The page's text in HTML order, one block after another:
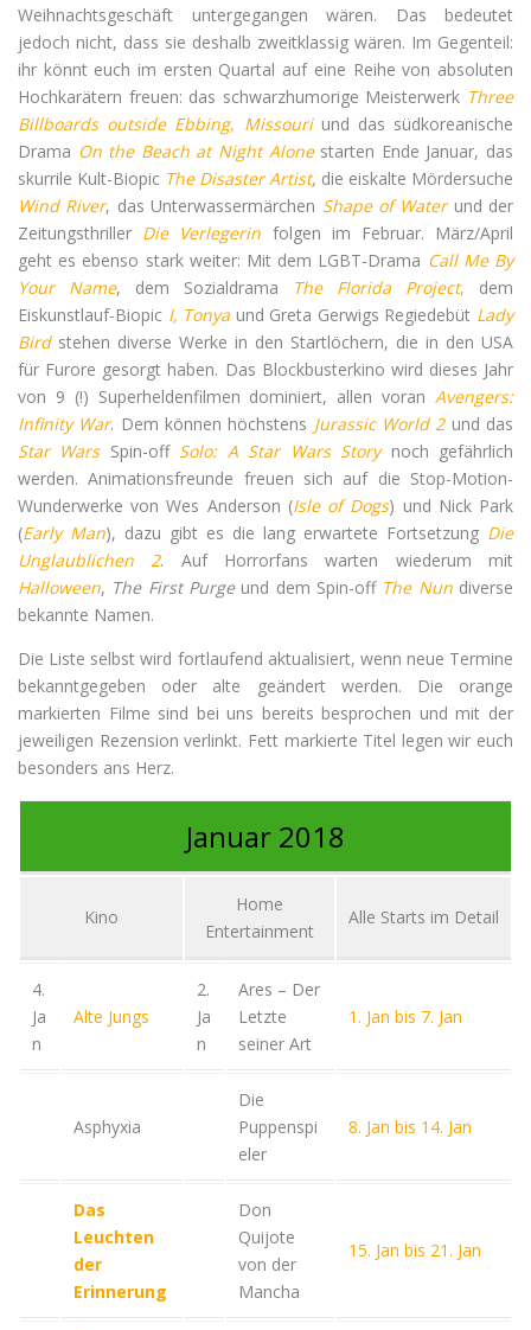
Weihnachtsgeschäft untergegangen wären. Das bedeutet
jedoch nicht, dass sie deshalb zweitklassig wären. Im Gegenteil:
ihr könnt euch im ersten Quartal auf eine Reihe von absoluten
Hochkarätern freuen: das schwarzhumorige Meisterwerk Three
Billboards outside Ebbing, Missouriund das südkoreanische
Drama On the Beach at Night Alonestarten Ende Januar, das
skurrile Kult-Biopic The Disaster Artist, die eiskalte Mördersuche
Wind River, das Unterwassermärchen Shape of Waterund der
Zeitungsthriller Die Verlegerin folgen im Februar. März/April
geht es ebenso stark weiter: Mit dem LGBT-Drama Call Me By
Your Name, dem Sozialdrama The Florida Project, dem
Eiskunstlauf-Biopic I, Tonya und Greta Gerwigs Regiedebüt Lady
Bird stehen diverse Werke in den Startlöchern, die in den USA
für Furore gesorgt haben. Das Blockbusterkino wird dieses Jahr
von 9 (!) Superheldenfilmen dominiert, allen voran Avengers:
Infinity War. Dem können höchstens Jurassic World 2und das
Star WarsSpin-off Solo: A Star Wars Story noch gefährlich
werden. Animationsfreunde freuen sich auf die Stop-Motion-
Wunderwerke von Wes Anderson (Isle of Dogs) und Nick Park
(Early Man), dazu gibt es die lang erwartete Fortsetzung Die
Unglaublichen 2. Auf Horrorfans warten wiederum mit
Halloween, The First Purgeund dem Spin-off The Nundiverse
bekannte Namen.
Die Liste selbst wird fortlaufend aktualisiert, wenn neue Termine
bekanntgegeben oder alte geändert werden. Die orange
markierten Filme sind bei uns bereits besprochen und mit der
jeweiligen Rezension verlinkt. Fett markierte Titel legen wir euch
besonders ans Herz.
Januar 2018
Kino
Home
Entertainment
Alle Starts im Detail
4.
Ja
n
Alte Jungs
2.
Ja
n
Ares – Der
Letzte
seiner Art
1. Jan bis 7. Jan
Asphyxia
Die
Puppenspi
eler
8. Jan bis 14. Jan
Das
Leuchten
der
Erinnerung
Don
Quijote
von der
Mancha
15. Jan bis 21. Jan